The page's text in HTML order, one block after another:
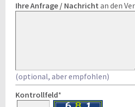
Ihre Anfrage / Nachricht an den
(optional, aber empfohlen)
Kontrollfeld*